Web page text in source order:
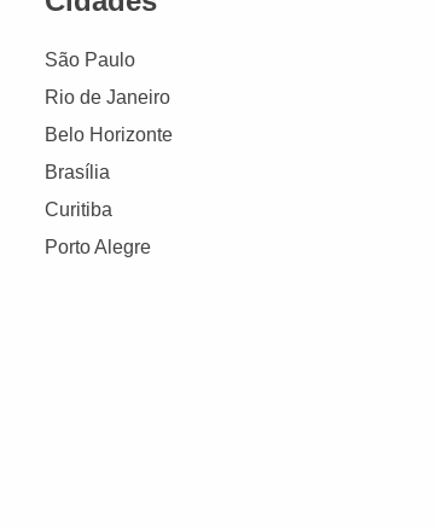
São Paulo
Rio de Janeiro
Belo Horizonte
Brasília
Curitiba
Porto Alegre